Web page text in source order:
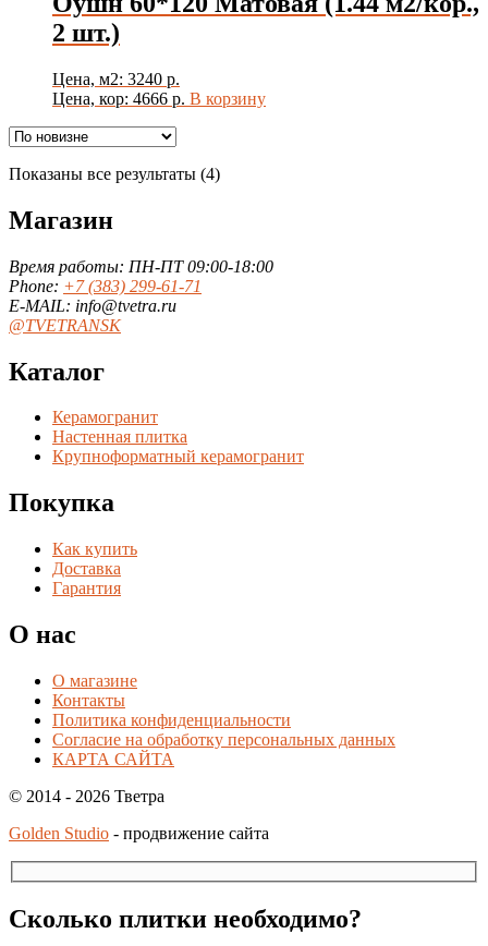
2 шт.)
Цена, м2: 3240 р.
Цена, кор: 4666 р. В корзину
Показаны все результаты (4)Сортировка:
Магазин
Время работы: ПН-ПТ 09:00-18:00
Phone: +7 (383) 299-61-71
E-MAIL: info@tvetra.ru
@TVETRANSK
Каталог
Керамогранит
Настенная плитка
Крупноформатный керамогранит
Покупка
Как купить
Доставка
Гарантия
О нас
О магазине
Контакты
Политика конфиденциальности
Согласие на обработку персональных данных
КАРТА САЙТА
© 2014 - 2026 Тветра
Golden Studio - продвижение сайта
Сколько плитки необходимо?